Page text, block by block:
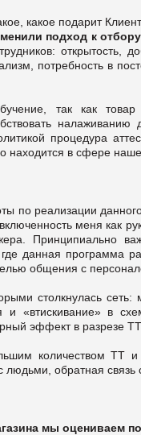
какое подарит
подход к
открытость,
потребность в
так как
процедура
находится в сфере
по реализации
меня как
Принципиально
где данная программа
общения с
столкнулась
и «втискивание» в
эффект в разрезе
количеством ТТ
людьми, обратная
мы оцениваем